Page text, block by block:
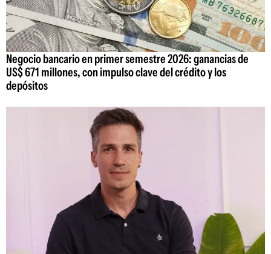
Negocio bancario en primer semestre 2026: ganancias de
US$ 671 millones, con impulso clave del crédito y los
depósitos